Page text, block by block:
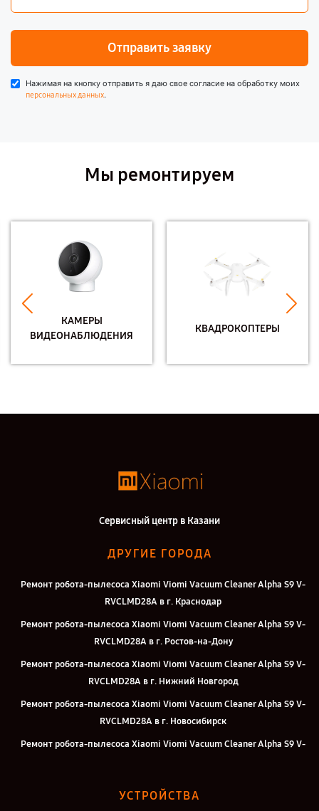
Отправить заявку
Нажимая на кнопку отправить я даю свое согласие на обработку моих
персональных данных.
Мы ремонтируем
КАМЕРЫ
ВИДЕОНАБЛЮДЕНИЯ
КВАДРОКОПТЕРЫ
Сервисный центр в Казани
ДРУГИЕ ГОРОДА
Ремонт робота-пылесоса Xiaomi Viomi Vacuum Cleaner Alpha S9 V-
RVCLMD28A в г. Краснодар
Ремонт робота-пылесоса Xiaomi Viomi Vacuum Cleaner Alpha S9 V-
RVCLMD28A в г. Ростов-на-Дону
Ремонт робота-пылесоса Xiaomi Viomi Vacuum Cleaner Alpha S9 V-
RVCLMD28A в г. Нижний Новгород
Ремонт робота-пылесоса Xiaomi Viomi Vacuum Cleaner Alpha S9 V-
RVCLMD28A в г. Новосибирск
Ремонт робота-пылесоса Xiaomi Viomi Vacuum Cleaner Alpha S9 V-
RVCLMD28A в г. Екатеринбург
УСТРОЙСТВА